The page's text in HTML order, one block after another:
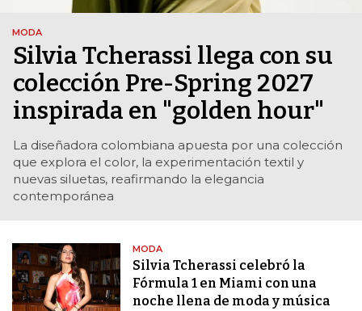
MODA
Silvia Tcherassi llega con su
colección Pre-Spring 2027
inspirada en "golden hour"
La diseñadora colombiana apuesta por una colección
que explora el color, la experimentación textil y
nuevas siluetas, reafirmando la elegancia
contemporánea
MODA
Silvia Tcherassi celebró la
Fórmula 1 en Miami con una
noche llena de moda y música